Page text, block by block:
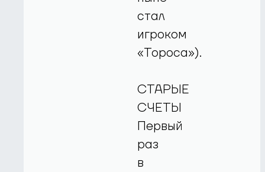
стал
игроком
«Тороса»).
СТАРЫЕ
СЧЕТЫ
Первый
раз
в